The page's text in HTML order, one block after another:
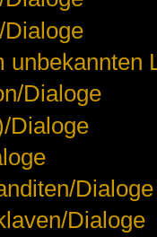
Dialoge
unbekannten
Dialoge
Dialoge
Dialoge
Dialoge